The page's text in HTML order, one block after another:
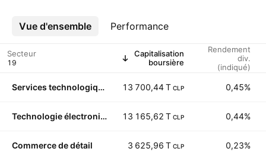
Vue d'ensemble Performance
Plus
Secteur
Capitalisation
boursière
Rendement
div.
(indiqué)
Services technologiques 13 700,44 T CLP 0,45%
Technologie électronique 13 165,62 T CLP 0,44%
Commerce de détail 3 625,96 T CLP 0,23%